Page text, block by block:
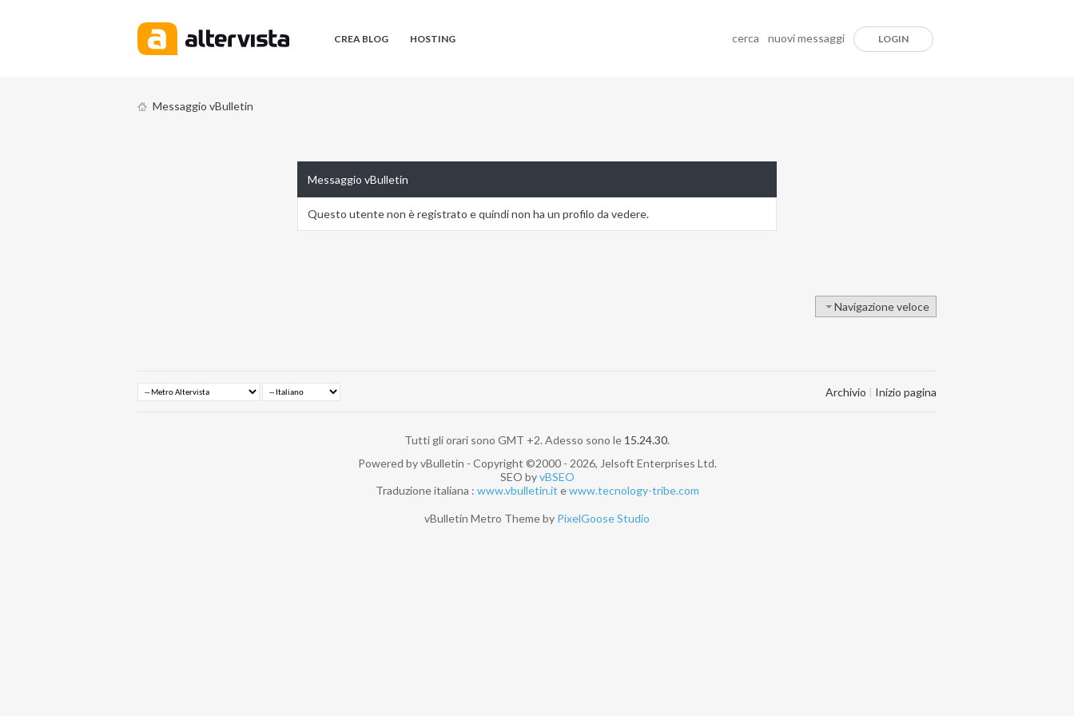
CREA BLOG HOSTING cerca nuovi messaggi LOGIN
Messaggio vBulletin
Messaggio vBulletin
Questo utente non è registrato e quindi non ha un profilo da vedere.
Navigazione veloce
Archivio | Inizio pagina
Tutti gli orari sono GMT +2. Adesso sono le 15.24.30.
Powered by vBulletin - Copyright ©2000 - 2026, Jelsoft Enterprises Ltd.
SEO byvBSEO
Traduzione italiana : www.vbulletin.it ewww.tecnology-tribe.com
vBulletin Metro Theme by PixelGoose Studio